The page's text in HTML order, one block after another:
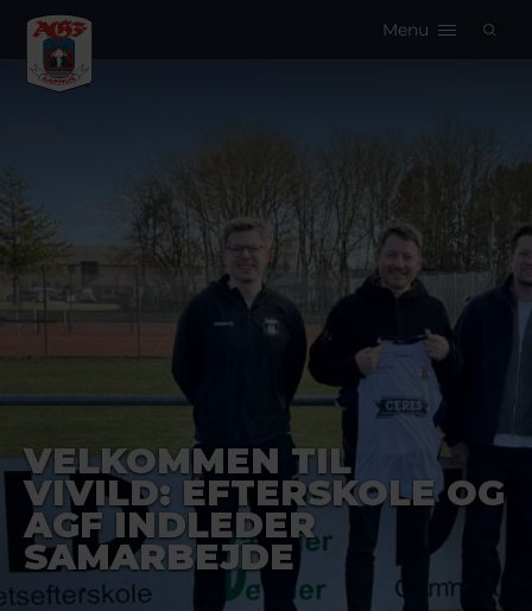
Menu
VELKOMMEN TIL
VIVILD: EFTERSKOLE OG
AGF INDLEDER
SAMARBEJDE